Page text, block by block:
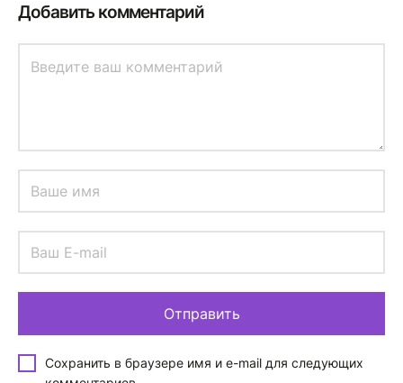
Добавить комментарий
Сохранить в браузере имя и e-mail для следующих